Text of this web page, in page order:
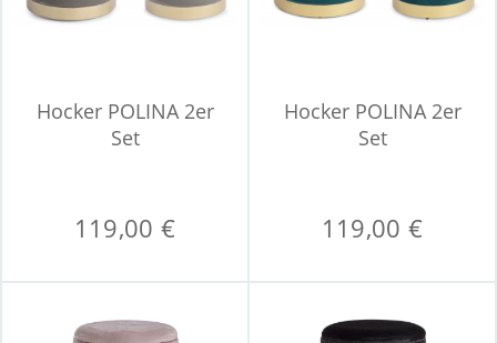
Hocker POLINA 2er
Set
119,00 €
Hocker POLINA 2er
Set
119,00 €